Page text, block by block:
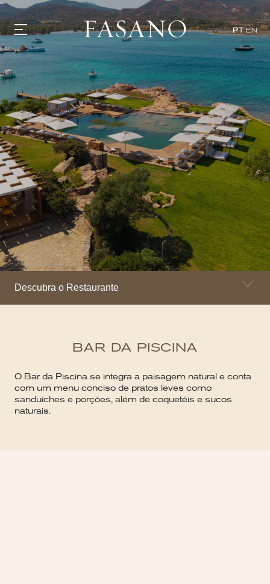
PT EN
GASTRONOMIA
HOTÉIS
EXPERIÊNCIAS
EVENTOS
VILLAS
SHOP | SELEZIONE
DESCUBRA
WHAT'S COOKING
CORRIERE
HISTÓRIA
SUSTENTABILIDADE
CONTATO
Descubra o Restaurante
BAR DA PISCINA
O Bar da Piscina se integra a paisagem natural e conta
com um menu conciso de pratos leves como
sanduíches e porções, além de coquetéis e sucos
naturais.